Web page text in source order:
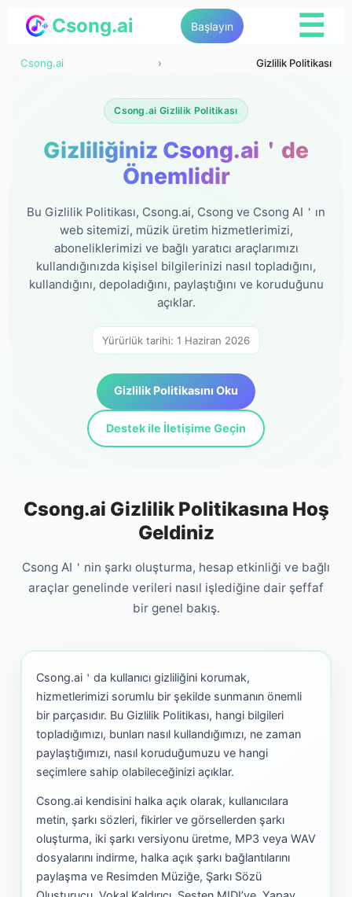
Csong.ai Başlayın ☰
Csong.ai › Gizlilik Politikası
Csong.ai Gizlilik Politikası
Gizliliğiniz Csong.ai＇de
Önemlidir
Bu Gizlilik Politikası, Csong.ai, Csong ve Csong AI＇ın
web sitemizi, müzik üretim hizmetlerimizi,
aboneliklerimizi ve bağlı yaratıcı araçlarımızı
kullandığınızda kişisel bilgilerinizi nasıl topladığını,
kullandığını, depoladığını, paylaştığını ve koruduğunu
açıklar.
Yürürlük tarihi: 1 Haziran 2026
Gizlilik Politikasını Oku
Destek ile İletişime Geçin
Csong.ai Gizlilik Politikasına Hoş
Geldiniz
Csong AI＇nin şarkı oluşturma, hesap etkinliği ve bağlı
araçlar genelinde verileri nasıl işlediğine dair şeffaf
bir genel bakış.
Csong.ai＇da kullanıcı gizliliğini korumak,
hizmetlerimizi sorumlu bir şekilde sunmanın önemli
bir parçasıdır. Bu Gizlilik Politikası, hangi bilgileri
topladığımızı, bunları nasıl kullandığımızı, ne zaman
paylaştığımızı, nasıl koruduğumuzu ve hangi
seçimlere sahip olabileceğinizi açıklar.
Csong.ai kendisini halka açık olarak, kullanıcılara
metin, şarkı sözleri, fikirler ve görsellerden şarkı
oluşturma, iki şarkı versiyonu üretme, MP3 veya WAV
dosyalarını indirme, halka açık şarkı bağlantılarını
paylaşma ve Resimden Müziğe, Şarkı Sözü